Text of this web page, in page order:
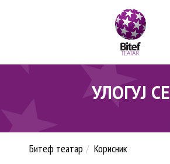
УЛОГУЈ СЕ
Битеф театар Корисник